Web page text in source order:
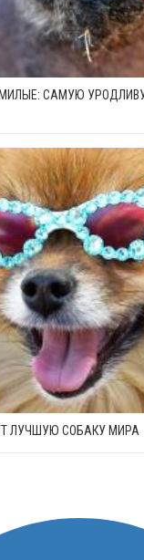
САМУЮ
ЛУЧШУЮ СОБАКУ МИРА